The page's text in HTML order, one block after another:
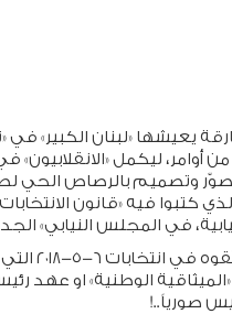
أوامر، ليكمل «الانقلابيون»
كتبوا فيه «قانون
في المجلس النيابي»
الوطنية» او عهد
صورياً..!